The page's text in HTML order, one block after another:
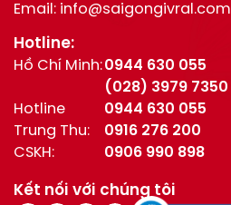
Email: info@saigongivral.com
Hotline:
Hồ Chí Minh:0944 630 055
(028) 3979 7350
Hotline
Trung Thu:
0944 630 055
0916 276 200
CSKH:
0906 990 898
Kết nối với chúng tôi